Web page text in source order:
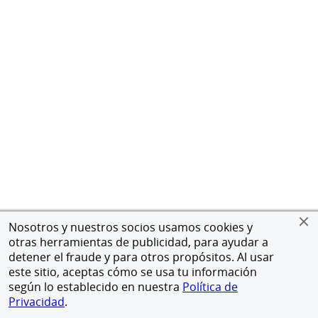
Nosotros y nuestros socios usamos cookies y
otras herramientas de publicidad, para ayudar a
detener el fraude y para otros propósitos. Al usar
este sitio, aceptas cómo se usa tu información
según lo establecido en nuestra Política de
Privacidad.